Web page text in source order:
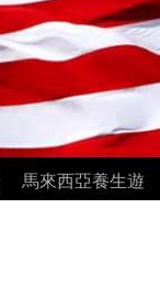
馬來西亞養生遊